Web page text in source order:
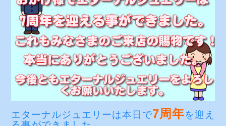
エターナルジュエリーは本日で7周年を迎え